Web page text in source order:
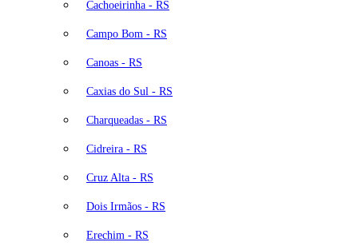
Cachoeirinha - RS
Campo Bom - RS
Canoas - RS
Caxias do Sul - RS
Charqueadas - RS
Cidreira - RS
Cruz Alta - RS
Dois Irmãos - RS
Erechim - RS